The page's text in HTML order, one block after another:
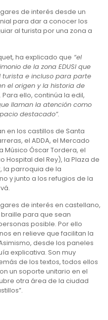
de interés desde un
para dar a conocer los
al turista por una zona a
ha explicado que “el
de la zona EDUSI que
e incluso para parte
el origen y la historia de
Para ello, continúa la edil,
llaman la atención como
destacado”.
en los castillos de Santa
el ADDA, el Mercado
Músico Óscar Tordera, el
Hospital del Rey), la Plaza de
la parroquia de la
y junto a los refugios de la
de interés en castellano,
para que sean
posible. Por ello
en relieve que facilitan la
desde los paneles
explicativa. Son muy
de los textos, todos ellos
un soporte unitario en el
otra área de la ciudad